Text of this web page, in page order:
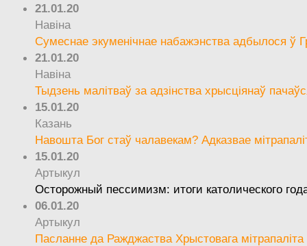
21.01.20
Навіна
Сумеснае экуменічнае набажэнства адбылося ў
21.01.20
Навіна
Тыдзень малітваў за адзінства хрысціянаў
15.01.20
Казань
Навошта Бог стаў чалавекам? Адказвае
15.01.20
Артыкул
Осторожный пессимизм: итоги католического
06.01.20
Артыкул
Пасланне да Ражджаства Хрыстовага мітрапаліта